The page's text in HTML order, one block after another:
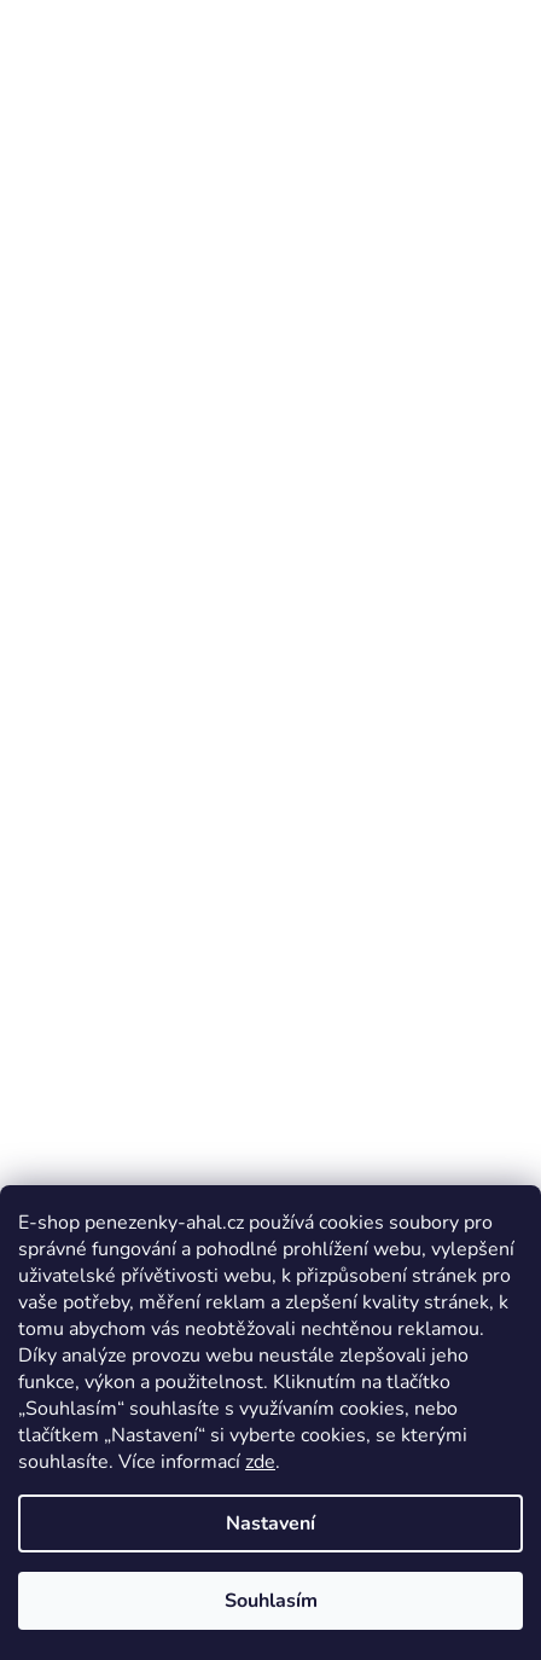
E-shop penezenky-ahal.cz používá cookies soubory pro
správné fungování a pohodlné prohlížení webu, vylepšení
uživatelské přívětivosti webu, k přizpůsobení stránek pro
vaše potřeby, měření reklam a zlepšení kvality stránek, k
tomu abychom vás neobtěžovali nechtěnou reklamou.
Díky analýze provozu webu neustále zlepšovali jeho
funkce, výkon a použitelnost. Kliknutím na tlačítko
„Souhlasím“ souhlasíte s využívaním cookies, nebo
tlačítkem „Nastavení“ si vyberte cookies, se kterými
souhlasíte. Více informacízde.
Nastavení
Souhlasím